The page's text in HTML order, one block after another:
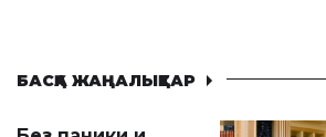
БАСҚА ЖАҢАЛЫҚТАР